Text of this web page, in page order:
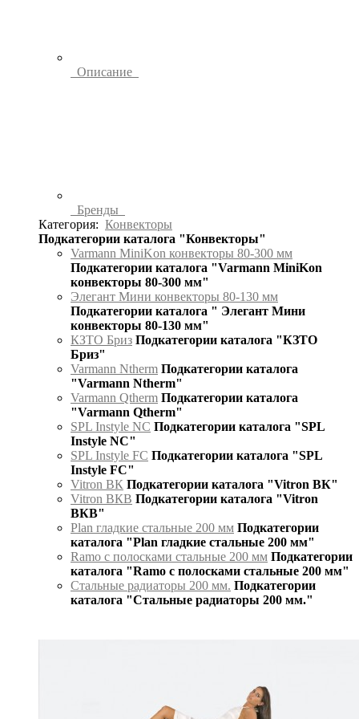
Описание
Бренды
Категория: Конвекторы
Подкатегории каталога "Конвекторы"
Varmann MiniKon конвекторы 80-300 мм
Подкатегории каталога "Varmann MiniKon
конвекторы 80-300 мм"
Элегант Мини конвекторы 80-130 мм
Подкатегории каталога " Элегант Мини
конвекторы 80-130 мм"
КЗТО Бриз Подкатегории каталога "КЗТО
Бриз"
Varmann Ntherm Подкатегории каталога
"Varmann Ntherm"
Varmann Qtherm Подкатегории каталога
"Varmann Qtherm"
SPL Instyle NC Подкатегории каталога "SPL
Instyle NC"
SPL Instyle FC Подкатегории каталога "SPL
Instyle FC"
Vitron ВК Подкатегории каталога "Vitron ВК"
Vitron ВКВ Подкатегории каталога "Vitron
ВКВ"
Plan гладкие стальные 200 мм Подкатегории
каталога "Plan гладкие стальные 200 мм"
Ramo с полосками стальные 200 мм Подкатегории
каталога "Ramo с полосками стальные 200 мм"
Стальные радиаторы 200 мм. Подкатегории
каталога "Стальные радиаторы 200 мм."